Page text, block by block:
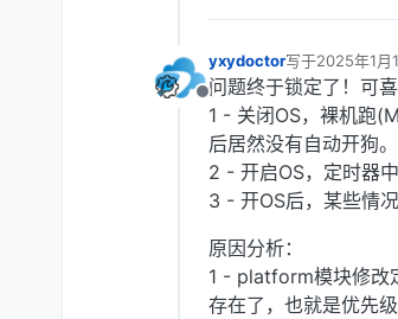
离线
yxydoctor写于2025年1月
最后由 编辑
问题终于锁定了！可
1 - 关闭OS，裸机跑
后居然没有自动开狗。
2 - 开启OS，定时器
3 - 开OS后，某些情
原因分析：
1 - platform模块修改
存在了，也就是优先级